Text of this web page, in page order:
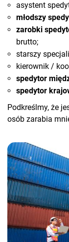
asystent
młodszy
zarobki
brutto;
starszy
kierownik /
spedytor
spedytor
Podkreślmy, że
osób zarabia